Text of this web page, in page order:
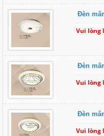
Đèn
Vui lòng
Đèn
Vui lòng
Đèn
Vui lòng